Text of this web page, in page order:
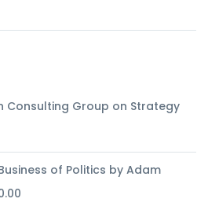
Consulting Group on Strategy
of Politics by Adam